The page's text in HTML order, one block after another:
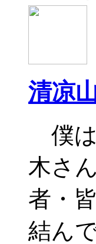
清凉
僕は
木さ
者・
結ん